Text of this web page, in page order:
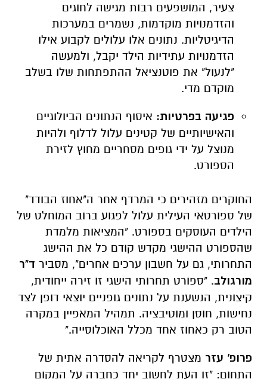
צעיר, המושפעים רבות מגישה לחוגים
והזדמנויות מוקדמות, נשמרים במערכות
הדיגיטליות. נתונים אלו עלולים לקבוע אילו
הזדמנויות עתידיות הילד יקבל, ולמעשה
"לנעול" את פוטנציאל ההתפתחות שלו בשלב
מוקדם מדי.
פגיעה בפרטיות: איסוף הנתונים הביולוגיים
והאישיותיים של קטינים עלול לדלוף ולהיות
מנוצל על ידי גופים מסחריים מחוץ לזירת
הספורט.
החוקרים מזהירים כי המרדף אחר ה"אחוז הבודד"
של ספורטאי העילית עלול לפגוע ברוב המוחלט של
הילדים העוסקים בספורט. "המציאות מלמדת
שהספורט ההישגי מקדש קודם כל את ההישג
התחרותי, גם על חשבון ערכים אחרים", מסביר ד"ר
מורגולב. "ספורט תחרותי הישגי זו זירה ייחודית,
קיצונית, הנשענת על נתונים גופניים יוצאי דופן לצד
נחישות, חוסן ומוטיבציה. תמהיל המאפיין במקרה
הטוב רק כאחוז אחד מכלל האוכלוסייה."
פרופ' עזר מצטרף לקריאה להסדרה אתית של
התחום: "זו העת לחשוב יחד כחברה על המקום